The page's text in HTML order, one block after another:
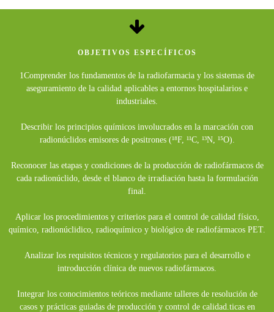
OBJETIVOS ESPECÍFICOS
1Comprender los fundamentos de la radiofarmacia y los sistemas de
aseguramiento de la calidad aplicables a entornos hospitalarios e
industriales.
Describir los principios químicos involucrados en la marcación con
radionúclidos emisores de positrones (¹⁸F, ¹¹C, ¹³N, ¹⁵O).
Reconocer las etapas y condiciones de la producción de radiofármacos de
cada radionúclido, desde el blanco de irradiación hasta la formulación
final.
Aplicar los procedimientos y criterios para el control de calidad físico,
químico, radionúclidico, radioquímico y biológico de radiofármacos PET.
Analizar los requisitos técnicos y regulatorios para el desarrollo e
introducción clínica de nuevos radiofármacos.
Integrar los conocimientos teóricos mediante talleres de resolución de
casos y prácticas guiadas de producción y control de calidad.ticas en